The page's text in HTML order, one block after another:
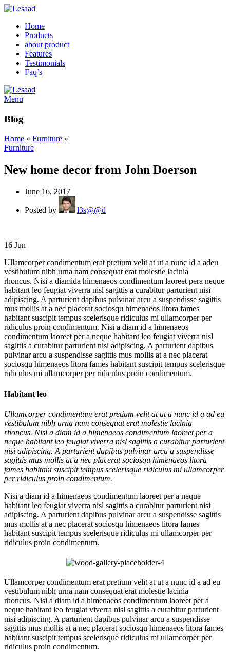
Home
Products
about product
Features
Testimonials
Faq’s
Menu
Blog
Home » Furniture »
Furniture
New home decor from John Doerson
June 16, 2017
Posted by l3s@@d
16 Jun
Ullamcorper condimentum erat pretium velit at ut a nunc id a adeu
vestibulum nibh urna nam consequat erat molestie lacinia
rhoncus. Nisi a diamida himenaeos condimentum laoreet pera neque
habitant leo feugiat viverra nisl sagittis a curabitur parturient nisi
adipiscing. A parturient dapibus pulvinar arcu a suspendisse sagittis
mus mollis at a nec placerat sociosqu himenaeos litora fames
habitant suscipit tempus scelerisque ridiculus mi ullamcorper per
ridiculus proin condimentum. Nisi a diam id a himenaeos
condimentum laoreet per a neque habitant leo feugiat viverra nisl
sagittis a curabitur parturient nisi adipiscing. A parturient dapibus
pulvinar arcu a suspendisse sagittis mus mollis at a nec placerat
sociosqu himenaeos litora fames habitant suscipit tempus scelerisque
ridiculus mi ullamcorper per ridiculus proin condimentum.
Habitant leo
Ullamcorper condimentum erat pretium velit at ut a nunc id a ad eu
vestibulum nibh urna nam consequat erat molestie lacinia
rhoncus. Nisi a diam id a himenaeos condimentum laoreet per a
neque habitant leo feugiat viverra nisl sagittis a curabitur parturient
nisi adipiscing. A parturient dapibus pulvinar arcu a suspendisse
sagittis mus mollis at a nec placerat sociosqu himenaeos litora
fames habitant suscipit tempus scelerisque ridiculus mi ullamcorper
per ridiculus proin condimentum.
Nisi a diam id a himenaeos condimentum laoreet per a neque
habitant leo feugiat viverra nisl sagittis a curabitur parturient nisi
adipiscing. A parturient dapibus pulvinar arcu a suspendisse sagittis
mus mollis at a nec placerat sociosqu himenaeos litora fames
habitant suscipit tempus scelerisque ridiculus mi ullamcorper per
ridiculus proin condimentum.
Ullamcorper condimentum erat pretium velit at ut a nunc id a ad eu
vestibulum nibh urna nam consequat erat molestie lacinia
rhoncus. Nisi a diam id a himenaeos condimentum laoreet per a
neque habitant leo feugiat viverra nisl sagittis a curabitur parturient
nisi adipiscing. A parturient dapibus pulvinar arcu a suspendisse
sagittis mus mollis at a nec placerat sociosqu himenaeos litora fames
habitant suscipit tempus scelerisque ridiculus mi ullamcorper per
ridiculus proin condimentum.